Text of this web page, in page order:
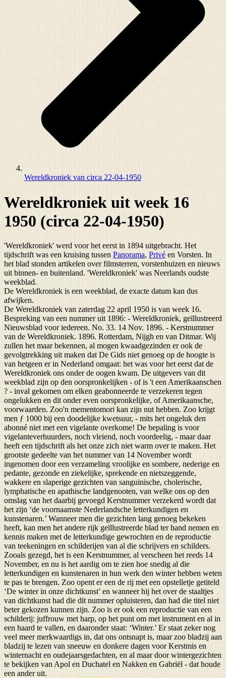
Wereldkroniek van circa 22-04-1950
Wereldkroniek uit week 16
1950 (circa 22-04-1950)
'Wereldkroniek' werd voor het eerst in 1894 uitgebracht. Het
tijdschrift was een kruising tussen Panorama, Privé en Vorsten. In
het blad stonden artikelen over filmsterren, vorstenhuizen en nieuws
uit binnen- en buitenland. 'Wereldkroniek' was Neerlands oudste
weekblad.
De Wereldkroniek is een weekblad, de exacte datum kan dus
afwijken.
De Wereldkroniek van zaterdag 22 april 1950 is van week 16.
Bespreking van een nummer uit 1896: - Wereldkroniek, geïllustreerd
Nieuwsblad voor iedereen. No. 33. 14 Nov. 1896. - Kerstnummer
van de Wereldkroniek. 1896. Rotterdam, Nijgh en van Ditmar. Wij
zullen het maar bekennen, al mogen kwaadgezinden er ook de
gevolgtrekking uit maken dat De Gids niet genoeg op de hoogte is
van hetgeen er in Nederland omgaat: het was voor het eerst dat de
Wereldkroniek ons onder de oogen kwam. De uitgevers van dit
weekblad zijn op den oorspronkelijken - of is 't een Amerikaanschen
? - inval gekomen om elken geabonneerde te verzekeren tegen
ongelukken en dit onder even oorspronkelijke, of Amerikaansche,
voorwaarden. Zoo'n mementomori kan zijn nut hebben. Zoo krijgt
men ƒ 1000 bij een doodelijke kwetsuur, - mits het ongeluk den
abonné niet met een vigelante overkome! De bepaling is voor
vigelanteverhuurders, noch vleiend, noch voordeelig, - maar daar
heeft een tijdschrift als het onze zich niet warm over te maken. Het
grootste gedeelte van het nummer van 14 November wordt
ingenomen door een verzameling vroolijke en sombere, nederige en
pedante, gezonde en ziekelijke, sprekende en nietszeggende,
wakkere en slaperige gezichten van sanguinische, cholerische,
lymphatische en apathische landgenooten, van welke ons op den
omslag van het daarbij gevoegd Kerstnummer verzekerd wordt dat
het zijn ‘de voornaamste Nederlandsche letterkundigen en
kunstenaren.’ Wanneer men die gezichten lang genoeg bekeken
heeft, kan men het andere rijk geïllustreerde blad ter hand nemen en
kennis maken met de letterkundige gewrochten en de reproductie
van teekeningen en schilderijen van al die schrijvers en schilders.
Zooals gezegd, het is een Kerstnummer, al verscheen het reeds 14
November, en nu is het aardig om te zien hoe snedig al die
letterkundigen en kunstenaren in hun werk den winter hebben weten
te pas te brengen. Zoo opent er een de rij met een opstelletje getiteld
‘De winter in onze dichtkunst’ en wanneer hij het over de staaltjes
van dichtkunst had die dit nummer opluisteren, dan had die titel niet
beter gekozen kunnen zijn. Zoo is er ook een reproductie van een
schilderij: juffrouw met harp, op het punt om met instrument en al in
een haard te vallen, en daaronder staat: ‘Winter.’ Er staat zeker nog
veel meer merkwaardigs in, dat ons ontsnapt is, maar zoo bladzij aan
bladzij te lezen van sneeuw en donkere dagen voor Kerstmis en
winternacht en oudejaarsgedachten, en al maar door wintergezichten
te bekijken van Apol en Duchatel en Nakken en Gabriël - dat houde
een ander uit.